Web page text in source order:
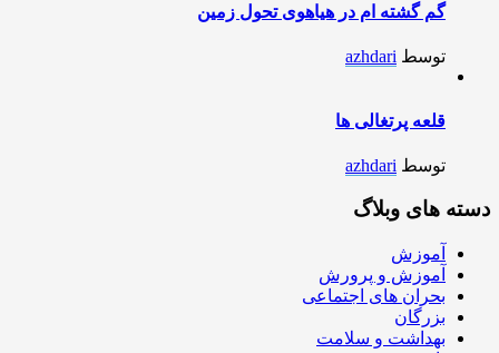
گم گشته ام در هیاهوی تحول زمین
توسط azhdari
قلعه پرتغالی ها
توسط azhdari
دسته های وبلاگ
آموزش
آموزش و پرورش
بحران های اجتماعی
بزرگان
بهداشت و سلامت